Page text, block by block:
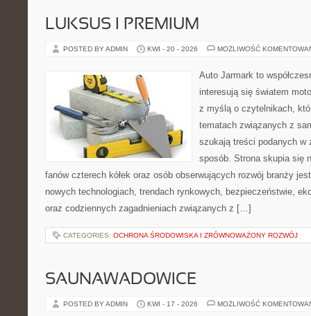
LUKSUS I PREMIUM
POSTED BY ADMIN KWI - 20 - 2026 MOŻLIWOŚĆ
Auto Jarmark to
interesują się światem
z myślą o czytelnikach,
tematach związanych z
szukają treści podanych w
sposób. Strona skupia się
fanów czterech kółek oraz osób obserwujących rozwój branży
nowych technologiach, trendach rynkowych, bezpieczeństwie,
oraz codziennych zagadnieniach związanych z […]
CATEGORIES: OCHRONA ŚRODOWISKA I ZRÓWNOWAŻONY ROZWÓJ
SAUNAWADOWICE
POSTED BY ADMIN KWI - 17 - 2026 MOŻLIWOŚĆ